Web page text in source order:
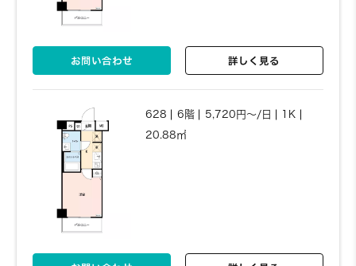
お問い合わせ 詳しく見る
628 6階 5,720円～/日
1K
20.88㎡